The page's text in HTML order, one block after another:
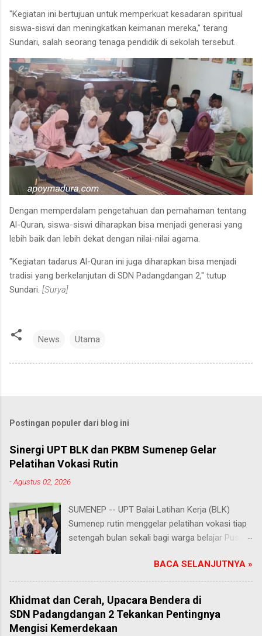
"Kegiatan ini bertujuan untuk memperkuat kesadaran spiritual
siswa-siswi dan meningkatkan keimanan mereka," terang
Sundari, salah seorang tenaga pendidik di sekolah tersebut.
Dengan memperdalam pengetahuan dan pemahaman tentang
Al-Quran, siswa-siswi diharapkan bisa menjadi generasi yang
lebih baik dan lebih dekat dengan nilai-nilai agama.
"Kegiatan tadarus Al-Quran ini juga diharapkan bisa menjadi
tradisi yang berkelanjutan di SDN Padangdangan 2," tutup
Sundari. [Surya]
News Utama
Postingan populer dari blog ini
Sinergi UPT BLK dan PKBM Sumenep Gelar
Pelatihan Vokasi Rutin
-Agustus 02, 2026
SUMENEP -- UPT Balai Latihan Kerja (BLK)
Sumenep rutin menggelar pelatihan vokasi tiap
setengah bulan sekali bagi warga belajar Pusat
Kabupaten Sumenep. Ahad (2/8/2026).
Program ini menawarkan berbagai pilihan
keterampilan, mulai dari pembuatan roti dan kue
hingga kejuruan lainnya yang bebas dipilih
peserta sesuai bakat dan minat masing-
BACA SELANJUTNYA »
Khidmat dan Cerah, Upacara Bendera di
SDN Padangdangan 2 Tekankan Pentingnya
Mengisi Kemerdekaan